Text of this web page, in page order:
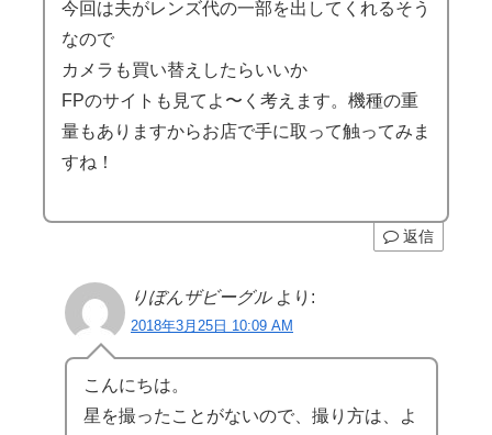
今回は夫がレンズ代の一部を出してくれるそう
なので
カメラも買い替えしたらいいか
FPのサイトも見てよ〜く考えます。機種の重
量もありますからお店で手に取って触ってみま
すね！
返信
りぼんザビーグル より:
2018年3月25日 10:09 AM
こんにちは。
星を撮ったことがないので、撮り方は、よ